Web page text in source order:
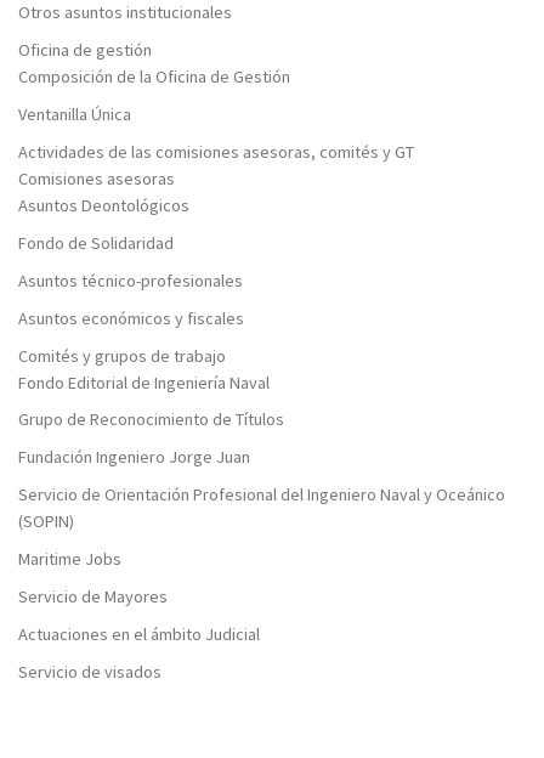
Otros asuntos institucionales
Oficina de gestión
Composición de la Oficina de Gestión
Ventanilla Única
Actividades de las comisiones asesoras, comités y GT
Comisiones asesoras
Asuntos Deontológicos
Fondo de Solidaridad
Asuntos técnico-profesionales
Asuntos económicos y fiscales
Comités y grupos de trabajo
Fondo Editorial de Ingeniería Naval
Grupo de Reconocimiento de Títulos
Fundación Ingeniero Jorge Juan
Servicio de Orientación Profesional del Ingeniero Naval y Oceánico
(SOPIN)
Maritime Jobs
Servicio de Mayores
Actuaciones en el ámbito Judicial
Servicio de visados